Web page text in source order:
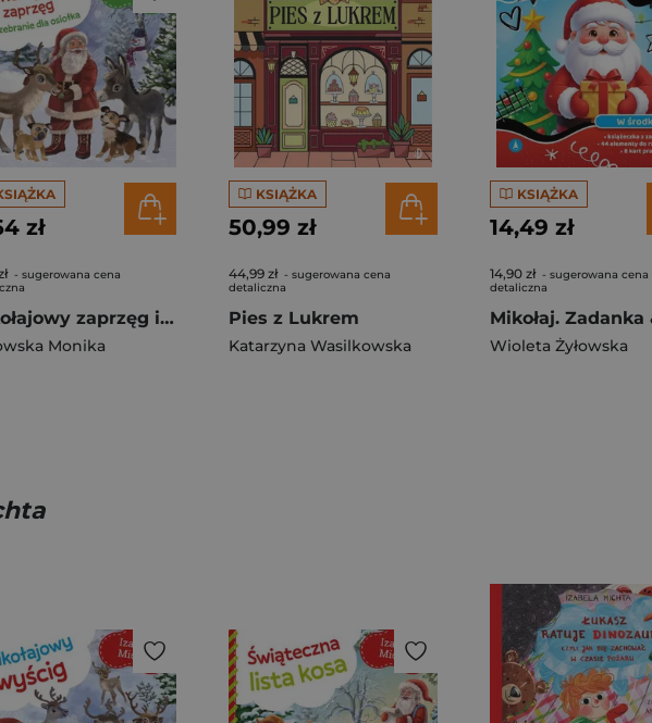
zł
- sugerowana cena
Mikołajowy zaprzęg i przebranie dla osiołka
Monika
KSIĄŻKA
50,99 zł
44,99 zł - sugerowana cena
detaliczna
Pies z Lukrem
Katarzyna Wasilkowska
KSIĄŻKA
14,49 zł
14,90 zł - sugerowana cena
detaliczna
Wioleta Żyłowska